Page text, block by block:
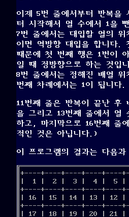
이제 5번 줄에서부터 반복을
터 시작해서 열 수에서 1을
7번 줄에서는 대입할 열의
이면 역방향 대입을 합니다.
때문에 첫 번째 행은 1번이
일 때 정방향으로 하는 것입니
8번 줄에서는 정해진 배열
번째 차례에서는 1이 됩니다
11번째 줄은 반복이 끝난 후
을 그리고 13번째 줄에서 열
하고, 마지막으로 16번째 줄
적인 것은 아닙니다.)
이 프로그램의 결과는 다음과
+----+----+----+----+----
|  1 |  2 |  3 |  4 |  5 |
+----+----+----+----+----
| 16 | 15 | 14 | 13 | 12 |
+----+----+----+----+----
| 17 | 18 | 19 | 20 | 21 |